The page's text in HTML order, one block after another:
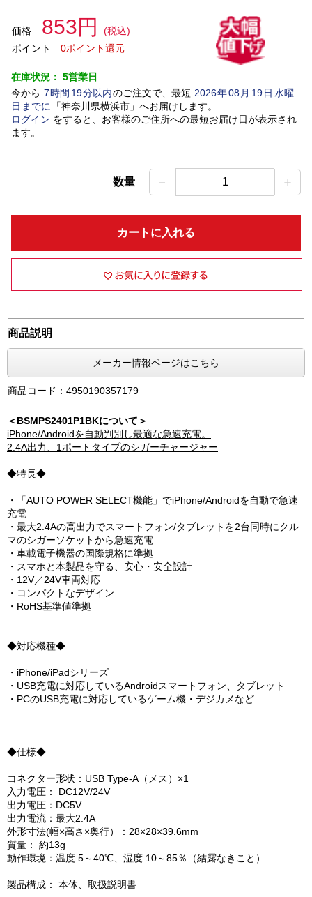
価格 853円
(税込)
ポイント
0ポイント還元
在庫状況： 5営業日
今から 7時間 19分以内のご注文で、最短 2026年08 月 19日水曜
日 までに 「神奈川県横浜市」 へお届けします。
ログイン をすると、お客様のご住所への最短お届け日が表示され
ます。
数量 － 1 ＋
カートに入れる
商品説明
メーカー情報ページはこちら
商品コード：4950190357179
＜BSMPS2401P1BKについて＞
iPhone/Androidを自動判別し最適な急速充電。
2.4A出力、1ポートタイプのシガーチャージャー
◆特長◆
・「AUTO POWER SELECT機能」でiPhone/Androidを自動で急速
充電
・最大2.4Aの高出力でスマートフォン/タブレットを2台同時にクル
マのシガーソケットから急速充電
・車載電子機器の国際規格に準拠
・スマホと本製品を守る、安心・安全設計
・12V／24V車両対応
・コンパクトなデザイン
・RoHS基準値準拠
◆対応機種◆
・iPhone/iPadシリーズ
・USB充電に対応しているAndroidスマートフォン、タブレット
・PCのUSB充電に対応しているゲーム機・デジカメなど
◆仕様◆
コネクター形状：USB Type-A（メス）×1
入力電圧： DC12V/24V
出力電圧：DC5V
出力電流：最大2.4A
外形寸法(幅×高さ×奥行）：28×28×39.6mm
質量： 約13g
動作環境：温度 5～40℃、湿度 10～85％（結露なきこと）
製品構成： 本体、取扱説明書